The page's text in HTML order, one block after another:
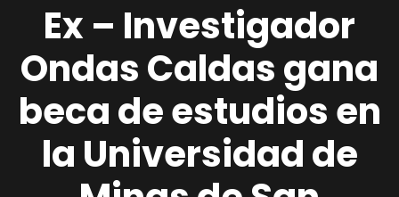
Ex – Investigador
Ondas Caldas gana
beca de estudios en
la Universidad de